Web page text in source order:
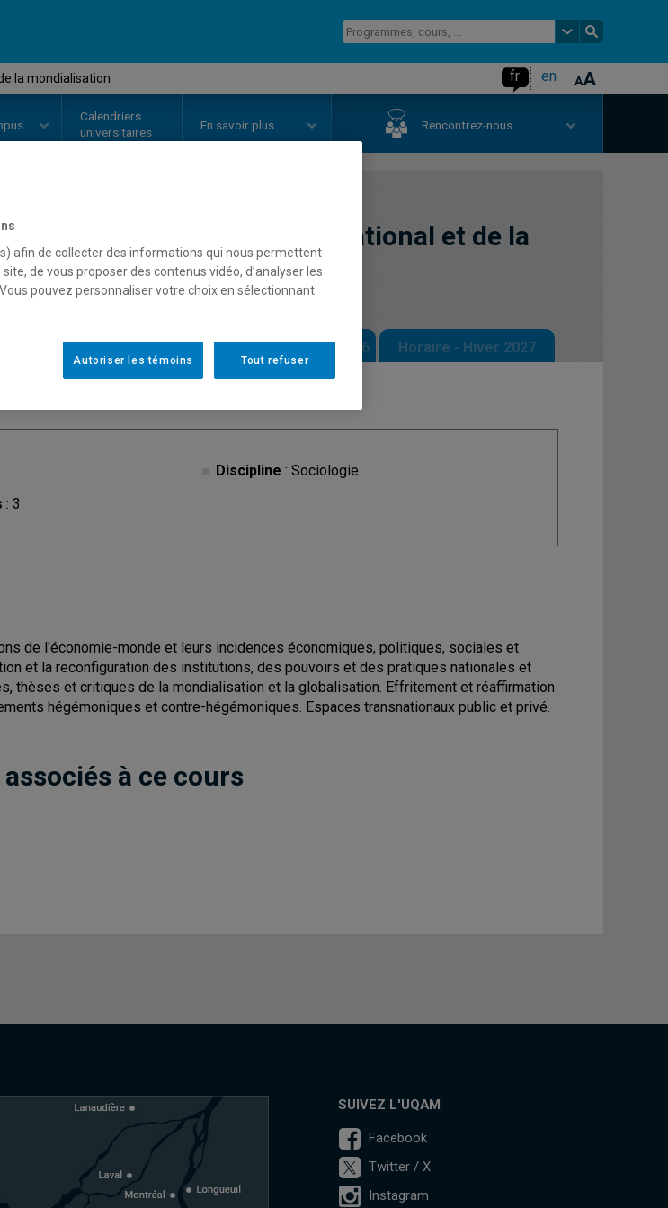
la mondialisation fr en
Calendriers
universitaires
En savoir plus Rencontrez-nous
Sociologie de l'international et de la
Horaire - Été 2026 Horaire - Automne 2026 Horaire - Hiver 2027
: 3
Discipline : Sociologie
de l'économie-monde et leurs incidences économiques, politiques, sociales et
et la reconfiguration des institutions, des pouvoirs et des pratiques nationales et
thèses et critiques de la mondialisation et la globalisation. Effritement et réaffirmation
hégémoniques et contre-hégémoniques. Espaces transnationaux public et privé.
à ce cours
SUIVEZ L'UQAM
Facebook
Twitter / X
Instagram
afin de collecter des informations qui nous permettent
de vous proposer des contenus vidéo, d’analyser les
pouvez personnaliser votre choix en sélectionnant
Tout refuser
Autoriser les témoins